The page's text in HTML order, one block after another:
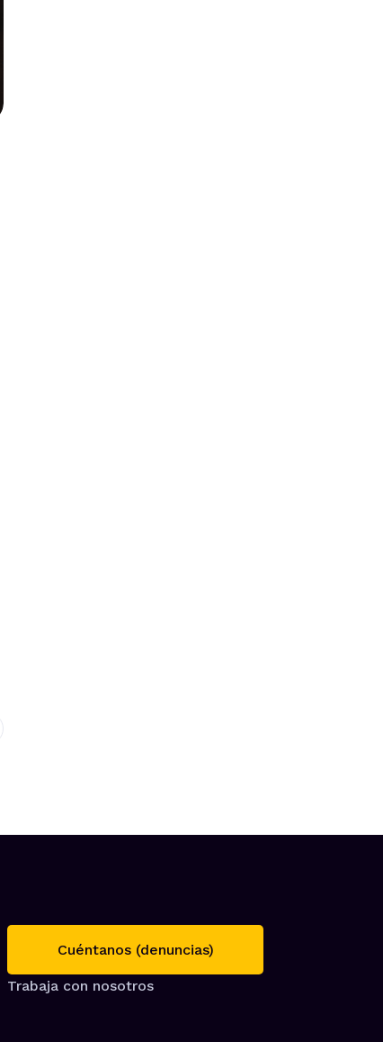
Cuéntanos (denuncias)
Trabaja con nosotros